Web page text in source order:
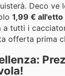
Deco ve
1,99 € all'etto
a tutti i
offerta prima